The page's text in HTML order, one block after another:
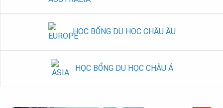
HỌC BỔNG DU HỌC CHÂU ÂU
HỌC BỔNG DU HỌC CHÂU Á